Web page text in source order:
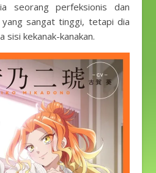
seorang perfeksionis dan
sangat tinggi, tetapi dia
sisi kekanak-kanakan.